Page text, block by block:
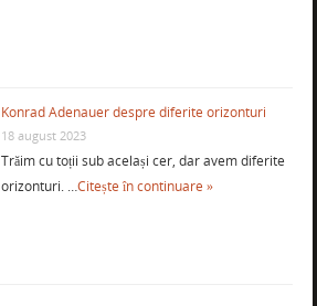
Konrad Adenauer despre diferite orizonturi
18 august 2023
Trăim cu toții sub același cer, dar avem diferite
orizonturi. …Citește în continuare »